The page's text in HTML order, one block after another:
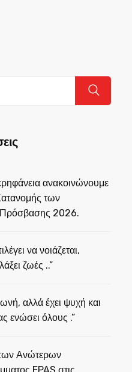
ανακοινώνουμε
των
2026.
να νοιάζεται,
ζωές ..”
αλλά έχει ψυχή και
ενώσει όλους .”
Ανώτερων